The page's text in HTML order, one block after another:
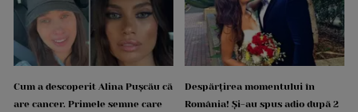
Cum a descoperit Alina Pușcău că
are cancer. Primele semne care
Despărțirea momentului în
România! Și-au spus adio după 2